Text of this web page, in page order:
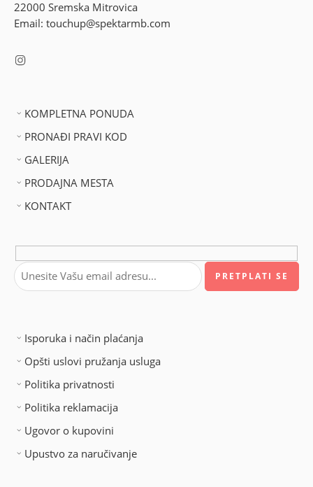
22000 Sremska Mitrovica
Email: touchup@spektarmb.com
KOMPLETNA PONUDA
PRONAĐI PRAVI KOD
GALERIJA
PRODAJNA MESTA
KONTAKT
Isporuka i način plaćanja
Opšti uslovi pružanja usluga
Politika privatnosti
Politika reklamacija
Ugovor o kupovini
Upustvo za naručivanje